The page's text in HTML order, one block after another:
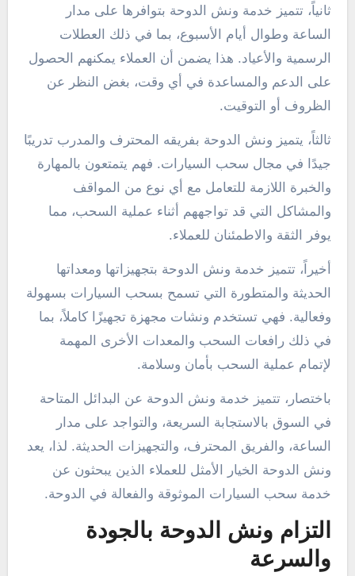
ثانياً، تتميز خدمة ونش الدوحة بتوافرها على مدار
الساعة وطوال أيام الأسبوع، بما في ذلك العطلات
الرسمية والأعياد. هذا يضمن أن العملاء يمكنهم الحصول
على الدعم والمساعدة في أي وقت، بغض النظر عن
الظروف أو التوقيت.
ثالثاً، يتميز ونش الدوحة بفريقه المحترف والمدرب تدريبًا
جيدًا في مجال سحب السيارات. فهم يتمتعون بالمهارة
والخبرة اللازمة للتعامل مع أي نوع من المواقف
والمشاكل التي قد تواجههم أثناء عملية السحب، مما
يوفر الثقة والاطمئنان للعملاء.
أخيراً، تتميز خدمة ونش الدوحة بتجهيزاتها ومعداتها
الحديثة والمتطورة التي تسمح بسحب السيارات بسهولة
وفعالية. فهي تستخدم ونشات مجهزة تجهيزًا كاملاً، بما
في ذلك رافعات السحب والمعدات الأخرى المهمة
لإتمام عملية السحب بأمان وسلامة.
باختصار، تتميز خدمة ونش الدوحة عن البدائل المتاحة
في السوق بالاستجابة السريعة، والتواجد على مدار
الساعة، والفريق المحترف، والتجهيزات الحديثة. لذا، يعد
ونش الدوحة الخيار الأمثل للعملاء الذين يبحثون عن
خدمة سحب السيارات الموثوقة والفعالة في الدوحة.
التزام ونش الدوحة بالجودة
والسرعة